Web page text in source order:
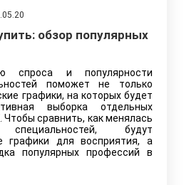
обзор популярных
спроса и популярности
поможет не только
графики, на которых будет
выборка отдельных
Чтобы сравнить, как менялась
специальностей, будут
графики для восприятия, а
популярных профессий в